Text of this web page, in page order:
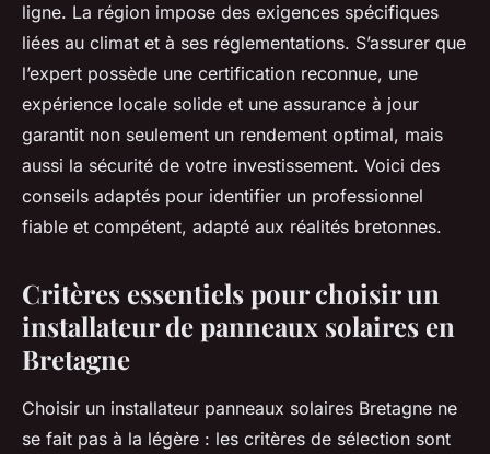
ligne. La région impose des exigences spécifiques
liées au climat et à ses réglementations. S’assurer que
l’expert possède une certification reconnue, une
expérience locale solide et une assurance à jour
garantit non seulement un rendement optimal, mais
aussi la sécurité de votre investissement. Voici des
conseils adaptés pour identifier un professionnel
fiable et compétent, adapté aux réalités bretonnes.
Critères essentiels pour choisir un
installateur de panneaux solaires en
Bretagne
Choisir un installateur panneaux solaires Bretagne ne
se fait pas à la légère : les critères de sélection sont